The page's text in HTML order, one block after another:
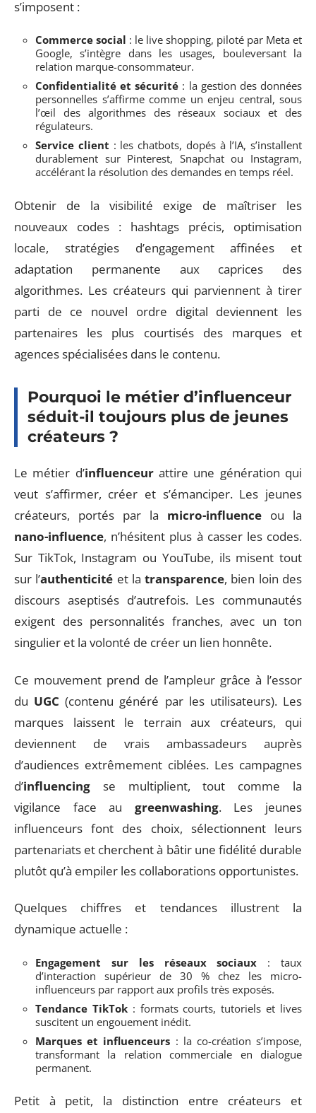
s’imposent :
Commerce social : le live shopping, piloté par Meta et
Google, s’intègre dans les usages, bouleversant la
relation marque-consommateur.
Confidentialité et sécurité : la gestion des données
personnelles s’affirme comme un enjeu central, sous
l’œil des algorithmes des réseaux sociaux et des
régulateurs.
Service client : les chatbots, dopés à l’IA, s’installent
durablement sur Pinterest, Snapchat ou Instagram,
accélérant la résolution des demandes en temps réel.
Obtenir de la visibilité exige de maîtriser les
nouveaux codes : hashtags précis, optimisation
locale, stratégies d’engagement affinées et
adaptation permanente aux caprices des
algorithmes. Les créateurs qui parviennent à tirer
parti de ce nouvel ordre digital deviennent les
partenaires les plus courtisés des marques et
agences spécialisées dans le contenu.
Pourquoi le métier d’influenceur
séduit-il toujours plus de jeunes
créateurs ?
Le métier d’influenceurattire une génération qui
veut s’affirmer, créer et s’émanciper. Les jeunes
créateurs, portés par la micro-influence ou la
nano-influence, n’hésitent plus à casser les codes.
Sur TikTok, Instagram ou YouTube, ils misent tout
sur l’authenticité et latransparence, bien loin des
discours aseptisés d’autrefois. Les communautés
exigent des personnalités franches, avec un ton
singulier et la volonté de créer un lien honnête.
Ce mouvement prend de l’ampleur grâce à l’essor
du UGC (contenu généré par les utilisateurs). Les
marques laissent le terrain aux créateurs, qui
deviennent de vrais ambassadeurs auprès
d’audiences extrêmement ciblées. Les campagnes
d’influencing se multiplient, tout comme la
vigilance face au greenwashing. Les jeunes
influenceurs font des choix, sélectionnent leurs
partenariats et cherchent à bâtir une fidélité durable
plutôt qu’à empiler les collaborations opportunistes.
Quelques chiffres et tendances illustrent la
dynamique actuelle :
Engagement sur les réseaux sociaux : taux
d’interaction supérieur de 30 % chez les micro-
influenceurs par rapport aux profils très exposés.
Tendance TikTok: formats courts, tutoriels et lives
suscitent un engouement inédit.
Marques et influenceurs : la co-création s’impose,
transformant la relation commerciale en dialogue
permanent.
Petit à petit, la distinction entre créateurs et